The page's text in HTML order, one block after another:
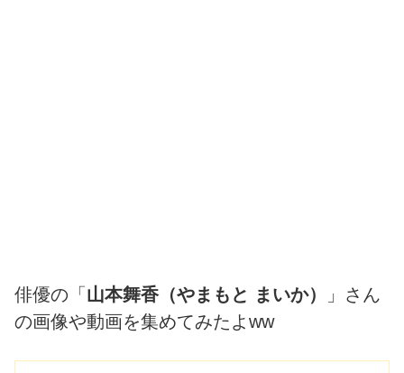
俳優の「 山本舞香（やまもと まいか）
」さん
の画像や動画を集めてみたよww